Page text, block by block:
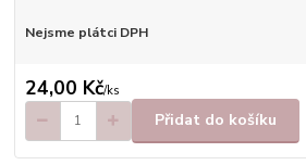
Nejsme plátci DPH
24,00 Kč/ks
Přidat do košíku